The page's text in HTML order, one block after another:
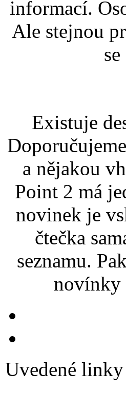
informací.
Ale stejnou
Existuje
a nějakou
Point 2 má
novinek je
čtečka
seznamu.
novínky
Uvedené